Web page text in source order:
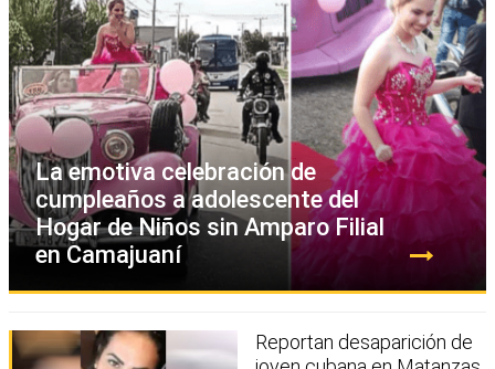
La emotiva celebración de
cumpleaños a adolescente del
Hogar de Niños sin Amparo Filial
en Camajuaní
Reportan desaparición de